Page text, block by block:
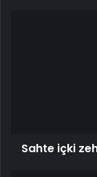
Sahte içki